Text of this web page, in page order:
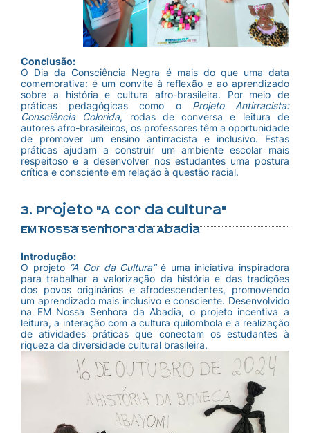
Conclusão:
O Dia da Consciência Negra é mais do que uma data
comemorativa: é um convite à reflexão e ao aprendizado
sobre a história e cultura afro-brasileira. Por meio de
práticas pedagógicas como o Projeto Antirracista:
Consciência Colorida, rodas de conversa e leitura de
autores afro-brasileiros, os professores têm a oportunidade
de promover um ensino antirracista e inclusivo. Estas
práticas ajudam a construir um ambiente escolar mais
respeitoso e a desenvolver nos estudantes uma postura
crítica e consciente em relação à questão racial.
3. Projeto "A Cor da Cultura"
EM Nossa Senhora da Abadia
Introdução:
O projeto “A Cor da Cultura”é uma iniciativa inspiradora
para trabalhar a valorização da história e das tradições
dos povos originários e afrodescendentes, promovendo
um aprendizado mais inclusivo e consciente. Desenvolvido
na EM Nossa Senhora da Abadia, o projeto incentiva a
leitura, a interação com a cultura quilombola e a realização
de atividades práticas que conectam os estudantes à
riqueza da diversidade cultural brasileira.